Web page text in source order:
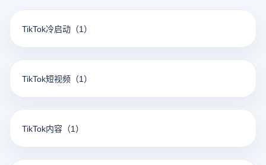
TikTok冷启动 （1）
TikTok短视频 （1）
TikTok内容 （1）